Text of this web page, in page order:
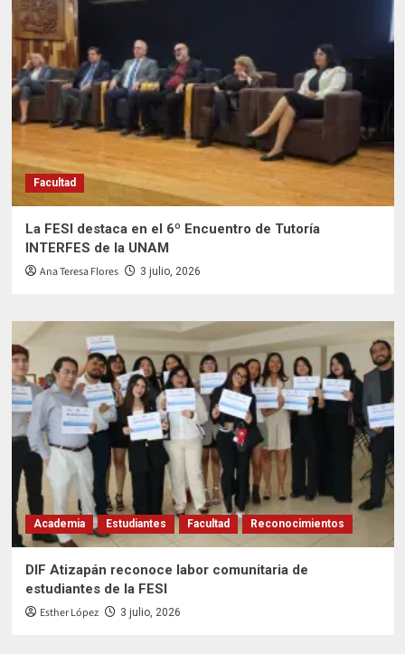
Facultad
La FESI destaca en el 6º Encuentro de Tutoría
INTERFES de la UNAM
Ana Teresa Flores 3 julio, 2026
Academia Estudiantes Facultad Reconocimientos
DIF Atizapán reconoce labor comunitaria de
estudiantes de la FESI
Esther López 3 julio, 2026